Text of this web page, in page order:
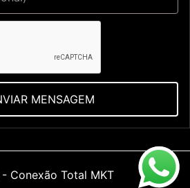
MENSAGEM
- Conexão Total MKT